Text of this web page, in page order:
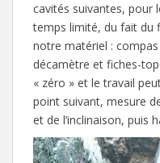
cavités suivantes, pour
temps limité, du fait du
notre matériel :
décamètre et fiches-
« zéro » et le travail
point suivant, mesure
et de l’inclinaison, puis